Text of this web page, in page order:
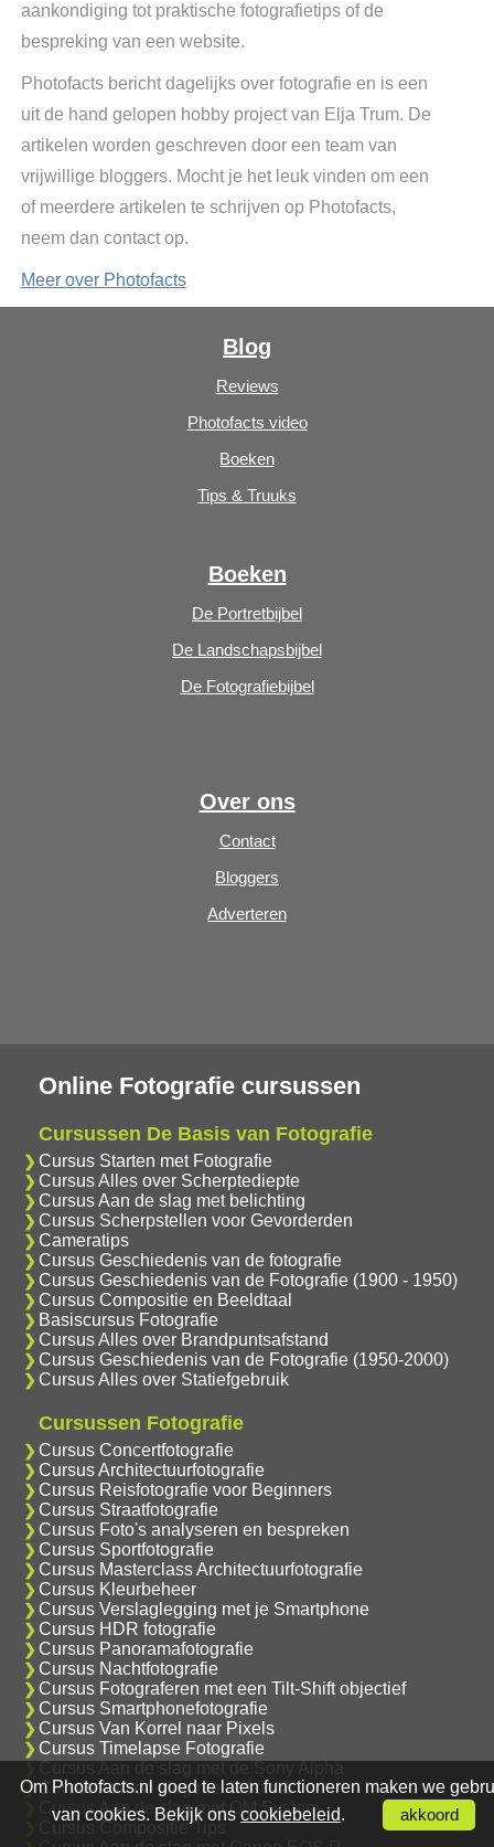
aankondiging tot praktische fotografietips of de
bespreking van een website.
Photofacts bericht dagelijks over fotografie en is een
uit de hand gelopen hobby project van Elja Trum. De
artikelen worden geschreven door een team van
vrijwillige bloggers. Mocht je het leuk vinden om een
of meerdere artikelen te schrijven op Photofacts,
neem dan contact op.
Meer over Photofacts
Blog
Reviews
Photofacts video
Boeken
Tips & Truuks
Boeken
De Portretbijbel
De Landschapsbijbel
De Fotografiebijbel
Over ons
Contact
Bloggers
Adverteren
Online Fotografie cursussen
Cursussen De Basis van Fotografie
Cursus Starten met Fotografie
Cursus Alles over Scherptediepte
Cursus Aan de slag met belichting
Cursus Scherpstellen voor Gevorderden
Cameratips
Cursus Geschiedenis van de fotografie
Cursus Geschiedenis van de Fotografie (1900 - 1950)
Cursus Compositie en Beeldtaal
Basiscursus Fotografie
Cursus Alles over Brandpuntsafstand
Cursus Geschiedenis van de Fotografie (1950-2000)
Cursus Alles over Statiefgebruik
Cursussen Fotografie
Cursus Concertfotografie
Cursus Architectuurfotografie
Cursus Reisfotografie voor Beginners
Cursus Straatfotografie
Cursus Foto's analyseren en bespreken
Cursus Sportfotografie
Cursus Masterclass Architectuurfotografie
Cursus Kleurbeheer
Cursus Verslaglegging met je Smartphone
Cursus HDR fotografie
Cursus Panoramafotografie
Cursus Nachtfotografie
Cursus Fotograferen met een Tilt-Shift objectief
Cursus Smartphonefotografie
Cursus Van Korrel naar Pixels
Cursus Timelapse Fotografie
Cursus Aan de slag met Nikon Z
Cursus Aan de slag met OM System
Cursus Compositie Tips
Om Photofacts.nl goed te laten functioneren maken we
van cookies. Bekijk ons cookiebeleid. akkoord